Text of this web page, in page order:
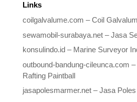
Links
coilgalvalume.com – Coil
sewamobil-surabaya.net – Jasa
konsulindo.id – Marine Surveyor
outbound-bandung-cileunca.com
Rafting Paintball
jasapolesmarmer.net – Jasa